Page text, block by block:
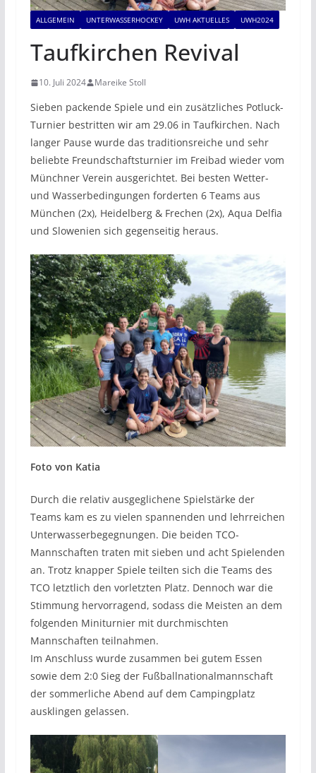
ALLGEMEIN UNTERWASSERHOCKEY UWH AKTUELLES UWH2024
Taufkirchen Revival
10. Juli 2024 Mareike Stoll
Sieben packende Spiele und ein zusätzliches Potluck-
Turnier bestritten wir am 29.06 in Taufkirchen. Nach
langer Pause wurde das traditionsreiche und sehr
beliebte Freundschaftsturnier im Freibad wieder vom
Münchner Verein ausgerichtet. Bei besten Wetter-
und Wasserbedingungen forderten 6 Teams aus
München (2x), Heidelberg & Frechen (2x), Aqua Delfia
und Slowenien sich gegenseitig heraus.
Foto von Katia
Durch die relativ ausgeglichene Spielstärke der
Teams kam es zu vielen spannenden und lehrreichen
Unterwasserbegegnungen. Die beiden TCO-
Mannschaften traten mit sieben und acht Spielenden
an. Trotz knapper Spiele teilten sich die Teams des
TCO letztlich den vorletzten Platz. Dennoch war die
Stimmung hervorragend, sodass die Meisten an dem
folgenden Miniturnier mit durchmischten
Mannschaften teilnahmen.
Im Anschluss wurde zusammen bei gutem Essen
sowie dem 2:0 Sieg der Fußballnationalmannschaft
der sommerliche Abend auf dem Campingplatz
ausklingen gelassen.